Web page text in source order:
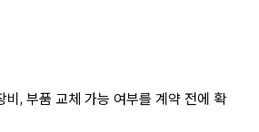
비, 부품 교체 가능 여부를 계약 전에 확